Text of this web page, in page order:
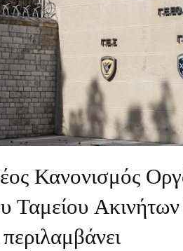
Κανονισμός
Ταμείου